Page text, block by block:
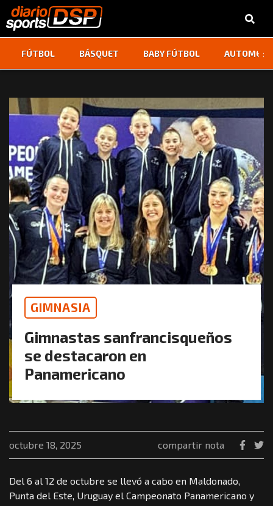
FÚTBOL BÁSQUET BABY FÚTBOL ‹ ›
GIMNASIA
Gimnastas sanfrancisqueños
se destacaron en
Panamericano
octubre 18, 2025 compartir nota
Del 6 al 12 de octubre se llevó a cabo en Maldonado,
Punta del Este, Uruguay el Campeonato Panamericano y